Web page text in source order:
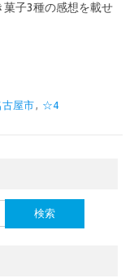
菓子3種の感想を載せ
古屋市, ☆4